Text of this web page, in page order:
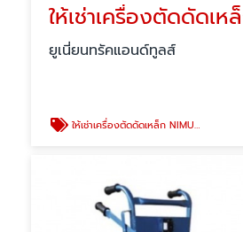
ยูเนี่ยนทรัคแอนด์ทูลส์
ให้เช่าเครื่องตัดดัดเหล็ก NIMUT NEWTON ปทุมธานี